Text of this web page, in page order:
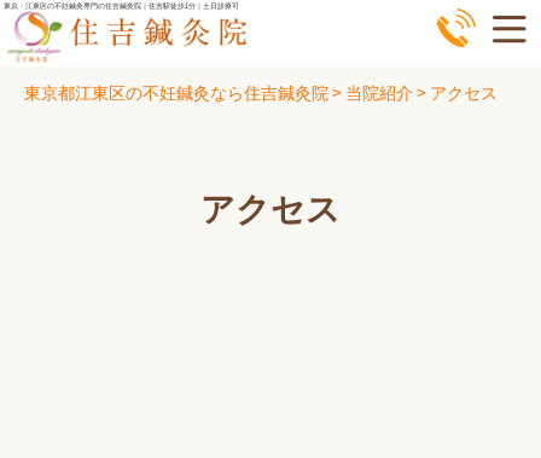
コ
ン
東京・江東区の不妊鍼灸専門の住吉鍼灸院｜住吉駅徒歩1分｜土日診療可
東京都江東区の不妊鍼灸なら住吉鍼灸院> 当院紹介> アクセス
アクセス